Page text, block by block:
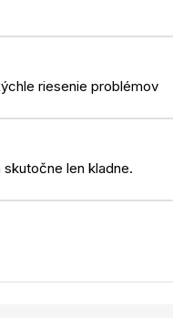
riesenie problémov
len kladne.